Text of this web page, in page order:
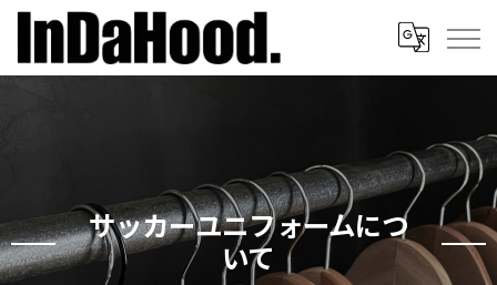
サッカーユニフォームにつ
いて